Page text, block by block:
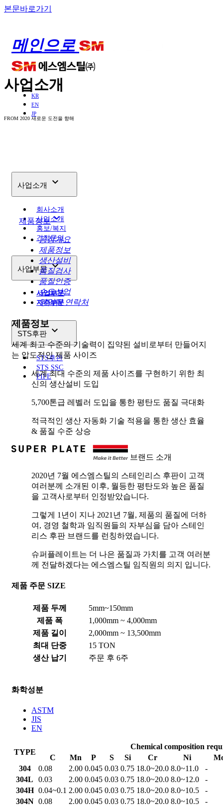
본문바로가기
메인으로
KR
EN
JP
사업소개
FROM 2020 새로운 도전을 향해
사업소개 
회사소개
사업소개
홍보/복지
견적문의
사업부문
사업부문
지주부문
STS후판 
STS후판
STS SSC
PIPE
제품정보keyboard_arrow_down
공장개요
제품정보
생산설비
품질검사
품질인증
수요산업
영업팀 연락처
제품정보
세계 최고 수준의 기술력이 집약된 설비로부터 만들어지
는 압도적인 제품 사이즈
세계 최대 수준의 제품 사이즈를 구현하기 위한 최
신의 생산설비 도입
5,700톤급 레벨러 도입을 통한 평탄도 품질 극대화
적극적인 생산 자동화 기술 적용을 통한 생산 효율
& 품질 수준 상승
브랜드 소개
2020년 7월 에스엠스틸의 스테인리스 후판이 고객
여러분께 소개된 이후, 월등한 평탄도와 높은 품질
을 고객사로부터 인정받았습니다.
그렇게 1년이 지나 2021년 7월, 제품의 품질에 더하
여, 경영 철학과 임직원들의 자부심을 담아 스테인
리스 후판 브랜드를 런칭하였습니다.
슈퍼플레이트는 더 나은 품질과 가치를 고객 여러분
께 전달하겠다는 에스엠스틸 임직원의 의지 입니다.
제품 주문 SIZE
제품 두께
5mm~150mm
제품 폭
1,000mm ~ 4,000mm
제품 길이
2,000mm ~ 13,500mm
최대 단중
15 TON
생산 납기
주문 후 6주
화학성분
ASTM
JIS
EN
TYPE
Chemical composition
C
Mn P S Si Cr Ni
304
0.08 2.00 0.045 0.03 0.75 18.0~20.0 8.0~11.0
-
304L
0.03 2.00 0.045 0.03 0.75 18.0~20.0 8.0~12.0
-
304H 0.04~0.1 2.00 0.045 0.03 0.75 18.0~20.0 8.0~10.5
-
304N 0.08 2.00 0.045 0.03 0.75 18.0~20.0 8.0~10.5
-